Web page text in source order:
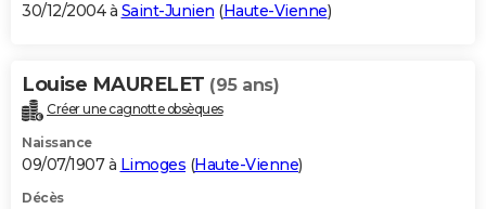
30/12/2004 à Saint-Junien (Haute-Vienne)
Louise MAURELET (95 ans)
Créer une cagnotte obsèques
Naissance
09/07/1907 à Limoges (Haute-Vienne)
Décès